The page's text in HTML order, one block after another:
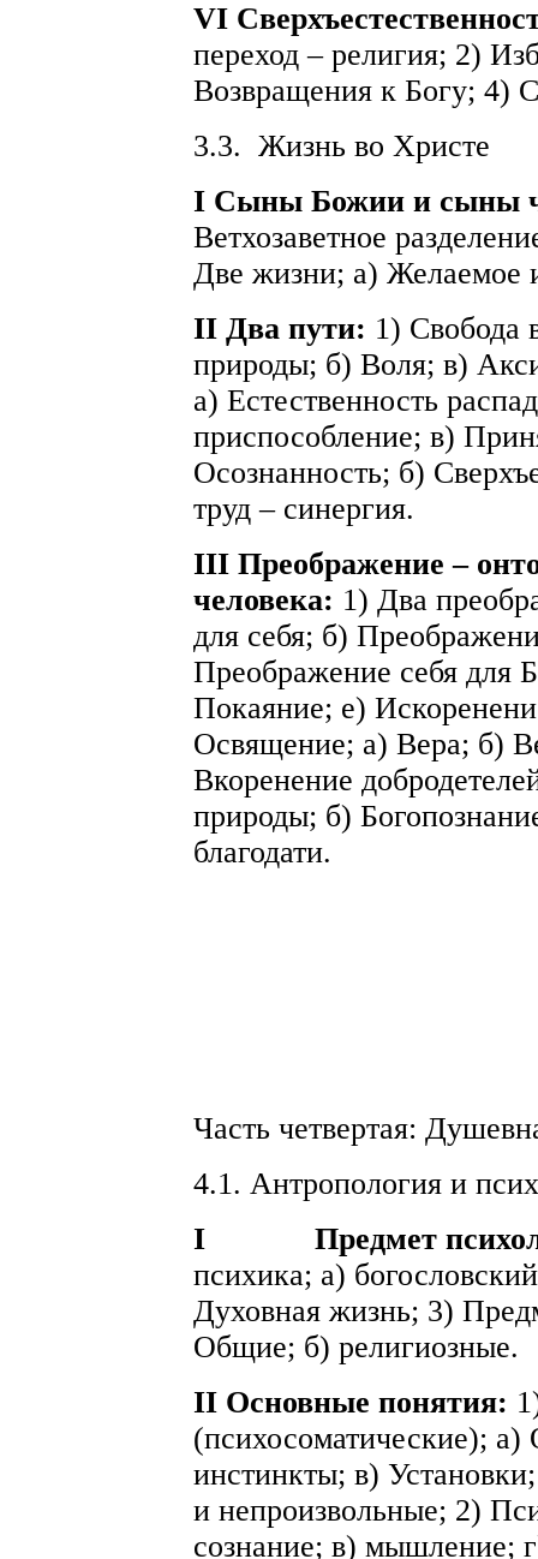
VI
переход – религия; 2)
Возвращения к Богу; 4)
3.3. Жизнь во Христе
I Сыны Божии и сыны
Ветхозаветное
Две жизни; а) Желаемое
II Два пути: 1) Свобода
природы; б) Воля; в)
а) Естественность
приспособление; в)
Осознанность; б)
труд – синергия.
III Преображение –
человека: 1) Два
для себя; б)
Преображение себя для
Покаяние; е)
Освящение; а) Вера; б)
Вкоренение
природы; б)
благодати.
Часть четвертая:
4.1. Антропология и
I
Предмет
психика; а)
Духовная жизнь; 3)
Общие; б) религиозные.
II Основные понятия:
(психосоматические);
инстинкты; в)
и непроизвольные; 2)
сознание; в) мышление;